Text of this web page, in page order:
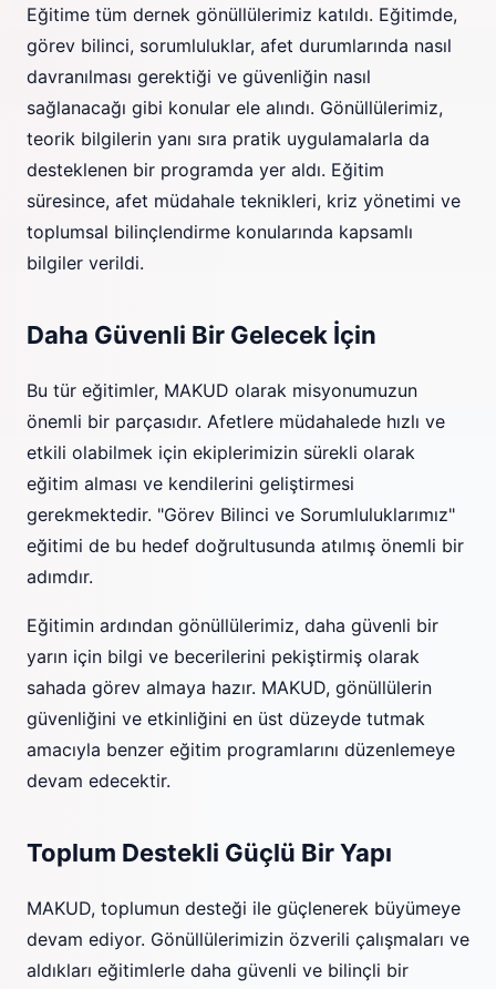
Eğitime tüm dernek gönüllülerimiz katıldı. Eğitimde,
görev bilinci, sorumluluklar, afet durumlarında nasıl
davranılması gerektiği ve güvenliğin nasıl
sağlanacağı gibi konular ele alındı. Gönüllülerimiz,
teorik bilgilerin yanı sıra pratik uygulamalarla da
desteklenen bir programda yer aldı. Eğitim
süresince, afet müdahale teknikleri, kriz yönetimi ve
toplumsal bilinçlendirme konularında kapsamlı
bilgiler verildi.
Daha Güvenli Bir Gelecek İçin
Bu tür eğitimler, MAKUD olarak misyonumuzun
önemli bir parçasıdır. Afetlere müdahalede hızlı ve
etkili olabilmek için ekiplerimizin sürekli olarak
eğitim alması ve kendilerini geliştirmesi
gerekmektedir. "Görev Bilinci ve Sorumluluklarımız"
eğitimi de bu hedef doğrultusunda atılmış önemli bir
adımdır.
Eğitimin ardından gönüllülerimiz, daha güvenli bir
yarın için bilgi ve becerilerini pekiştirmiş olarak
sahada görev almaya hazır. MAKUD, gönüllülerin
güvenliğini ve etkinliğini en üst düzeyde tutmak
amacıyla benzer eğitim programlarını düzenlemeye
devam edecektir.
Toplum Destekli Güçlü Bir Yapı
MAKUD, toplumun desteği ile güçlenerek büyümeye
devam ediyor. Gönüllülerimizin özverili çalışmaları ve
aldıkları eğitimlerle daha güvenli ve bilinçli bir